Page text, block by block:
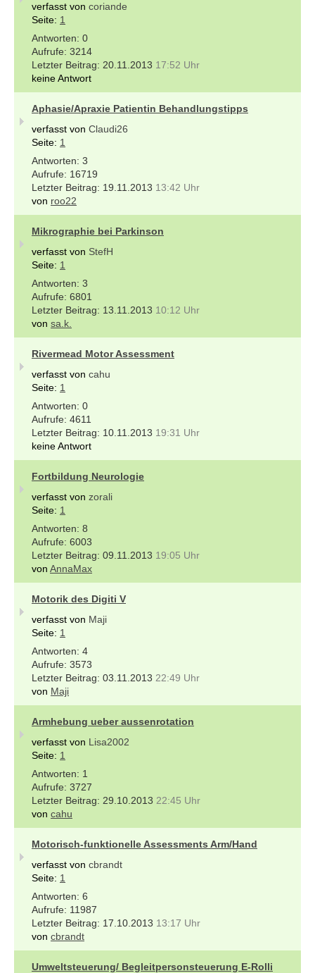
verfasst von coriande
Seite: 1
0
3214
20.11.2013 17:52 Uhr
keine Antwort
Aphasie/Apraxie Patientin Behandlungstipps
verfasst von Claudi26
Seite: 1
3
16719
19.11.2013 13:42 Uhr
von roo22
Mikrographie bei Parkinson
verfasst von StefH
Seite: 1
3
6801
13.11.2013 10:12 Uhr
von sa.k.
Rivermead Motor Assessment
verfasst von cahu
Seite: 1
0
4611
10.11.2013 19:31 Uhr
keine Antwort
Fortbildung Neurologie
verfasst von zorali
Seite: 1
8
6003
09.11.2013 19:05 Uhr
von AnnaMax
Motorik des Digiti V
verfasst von Maji
Seite: 1
4
3573
03.11.2013 22:49 Uhr
von Maji
Armhebung ueber aussenrotation
verfasst von Lisa2002
Seite: 1
1
3727
29.10.2013 22:45 Uhr
von cahu
Motorisch-funktionelle Assessments Arm/Hand
verfasst von cbrandt
Seite: 1
6
11987
17.10.2013 13:17 Uhr
von cbrandt
Umweltsteuerung/ Begleitpersonsteuerung E-Rolli